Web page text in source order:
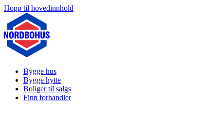
Hopp til hovedinnhold
Bygge hus
Bygge hytte
Boliger til salgs
Finn forhandler